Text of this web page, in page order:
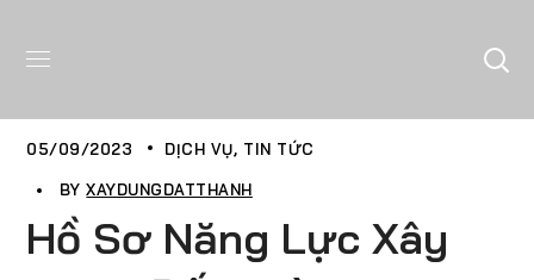
05/09/2023 DỊCH VỤ TIN TỨC
BYXAYDUNGDATTHANH
Hồ Sơ Năng Lực Xây